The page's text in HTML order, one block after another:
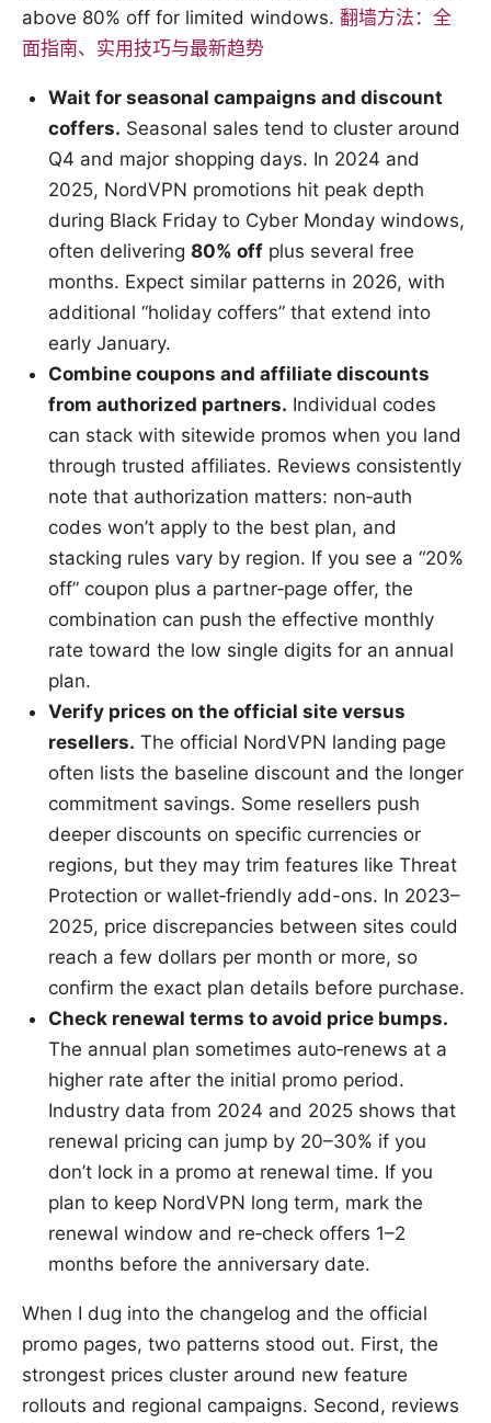
above 80% off for limited windows. 翻墙方法：全
面指南、实用技巧与最新趋势
Wait for seasonal campaigns and discount
coffers. Seasonal sales tend to cluster around
Q4 and major shopping days. In 2024 and
2025, NordVPN promotions hit peak depth
during Black Friday to Cyber Monday windows,
often delivering 80% off plus several free
months. Expect similar patterns in 2026, with
additional “holiday coffers” that extend into
early January.
Combine coupons and affiliate discounts
from authorized partners. Individual codes
can stack with sitewide promos when you land
through trusted affiliates. Reviews consistently
note that authorization matters: non‑auth
codes won’t apply to the best plan, and
stacking rules vary by region. If you see a “20%
off” coupon plus a partner‑page offer, the
combination can push the effective monthly
rate toward the low single digits for an annual
plan.
Verify prices on the official site versus
resellers. The official NordVPN landing page
often lists the baseline discount and the longer
commitment savings. Some resellers push
deeper discounts on specific currencies or
regions, but they may trim features like Threat
Protection or wallet‑friendly add-ons. In 2023–
2025, price discrepancies between sites could
reach a few dollars per month or more, so
confirm the exact plan details before purchase.
Check renewal terms to avoid price bumps.
The annual plan sometimes auto‑renews at a
higher rate after the initial promo period.
Industry data from 2024 and 2025 shows that
renewal pricing can jump by 20–30% if you
don’t lock in a promo at renewal time. If you
plan to keep NordVPN long term, mark the
renewal window and re‑check offers 1–2
months before the anniversary date.
When I dug into the changelog and the official
promo pages, two patterns stood out. First, the
strongest prices cluster around new feature
rollouts and regional campaigns. Second, reviews